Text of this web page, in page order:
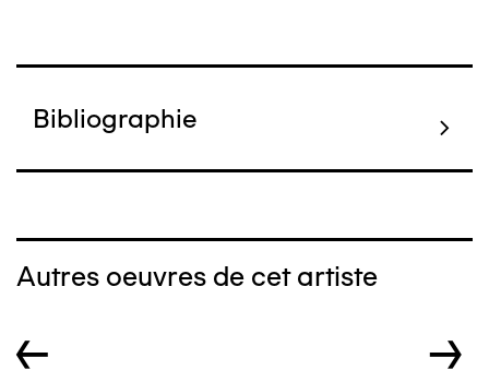
Bibliographie
Autres oeuvres de cet artiste
← →